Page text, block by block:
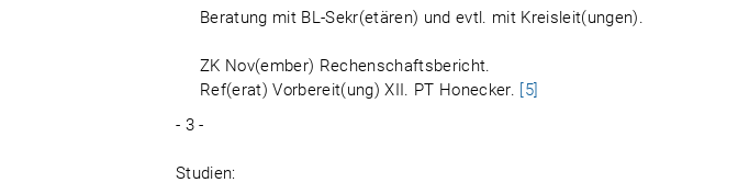
Beratung mit BL-Sekr(etären) und evtl. mit Kreisleit(ungen).
ZK Nov(ember) Rechenschaftsbericht.
Ref(erat) Vorbereit(ung) XII. PT Honecker. [5]
- 3 -
Studien: